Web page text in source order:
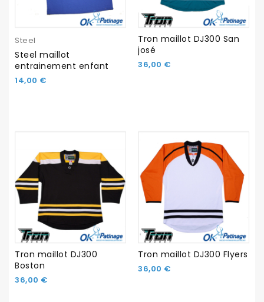
Steel
Steel maillot
entrainement enfant
14,00 €
Tron maillot DJ300 San
josé
36,00 €
Tron maillot DJ300
Boston
36,00 €
Tron maillot DJ300 Flyers
36,00 €